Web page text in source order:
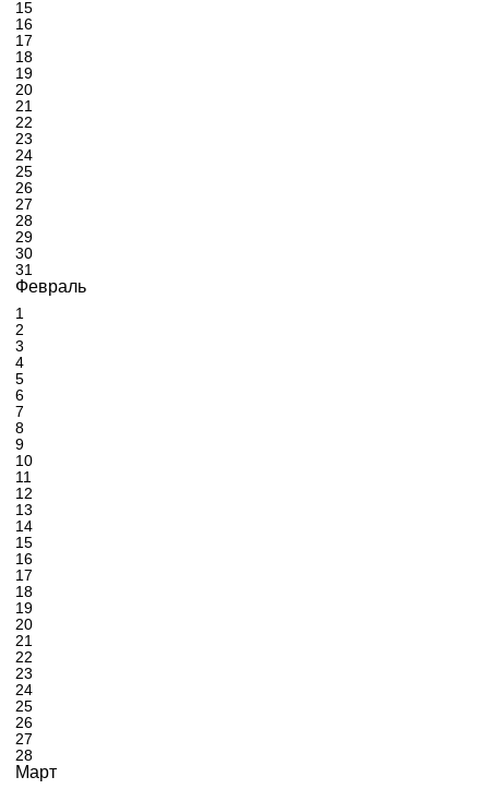
15
16
17
18
19
20
21
22
23
24
25
26
27
28
29
30
31
Февраль
1
2
3
4
5
6
7
8
9
10
11
12
13
14
15
16
17
18
19
20
21
22
23
24
25
26
27
28
Март